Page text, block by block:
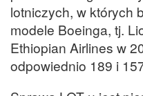
lotniczych, w których
modele Boeinga, tj.
Ethiopian Airlines w
odpowiednio 189 i